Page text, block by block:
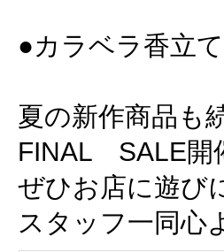
●カラベラ香
夏の新作商品も
FINAL SALE開
ぜひお店に遊び
スタッフ一同心